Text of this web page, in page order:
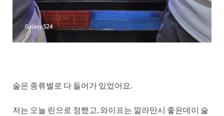
술은 종류별로 다 들어가 있었어요.
저는 오늘 린으로 정했고, 와이프는 깔라만시 좋은데이 술